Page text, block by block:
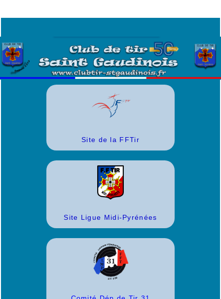
Site de la FFTir
Site Ligue Midi-Pyrénées